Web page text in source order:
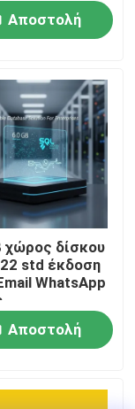
Ισχύς 1
Αποστολή
χώρος δίσκου
std έκδοση
WhatsApp
λύση
για
Αποστολή